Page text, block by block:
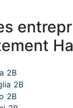
2B
2B
2B